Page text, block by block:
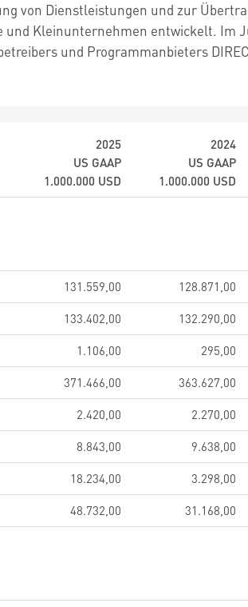
von Dienstleistungen und zur
Kleinunternehmen entwickelt. Im
und Programmanbieters
2025
US GAAP
1.000.000 USD
2024
US GAAP
1.000.000 USD
131.559,00 128.871,00
133.402,00 132.290,00
1.106,00 295,00
371.466,00 363.627,00
2.420,00 2.270,00
8.843,00 9.638,00
18.234,00 3.298,00
48.732,00 31.168,00